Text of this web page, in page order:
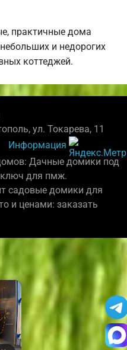
практичные дома
и недорогих
коттеджей.
ул. Токарева, 11
Информация
Дачные домики под
ключ для пмж.
садовые домики для
и ценами: заказать